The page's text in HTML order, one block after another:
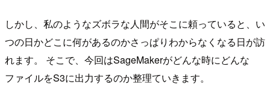
しかし、私のようなズボラな人間がそこに頼っていると、い
つの日かどこに何があるのかさっぱりわからなくなる日が訪
れます。 そこで、今回はSageMakerがどんな時にどんな
ファイルをS3に出力するのか整理ていきます。